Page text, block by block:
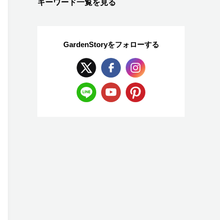
キーワード一覧を見る
GardenStoryをフォローする